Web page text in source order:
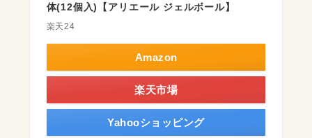
体(12個入)【アリエール ジェルボール】
楽天24
Amazon
楽天市場
Yahooショッピング